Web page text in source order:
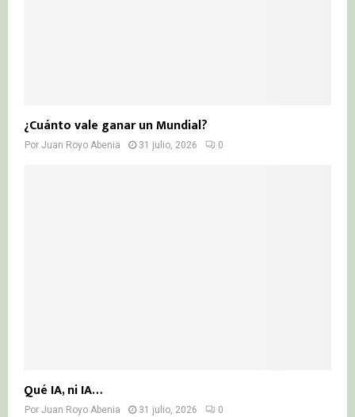
¿Cuánto vale ganar un Mundial?
Por Juan Royo Abenia 31 julio, 2026 0
Qué IA, ni IA…
Por Juan Royo Abenia 31 julio, 2026 0